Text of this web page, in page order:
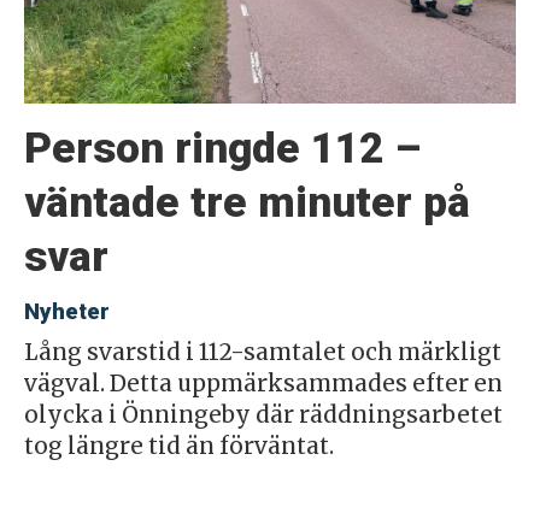
Person ringde 112 –
väntade tre minuter på
svar
Nyheter
Lång svarstid i 112-samtalet och märkligt
vägval. Detta uppmärksammades efter en
olycka i Önningeby där räddningsarbetet
tog längre tid än förväntat.